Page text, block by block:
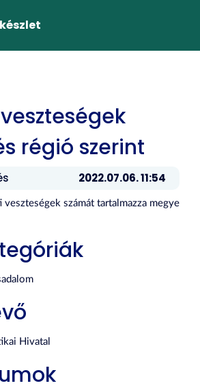
régió szerint
2022.07.06. 11:54
veszteségek számát tartalmazza megye
Hivatal